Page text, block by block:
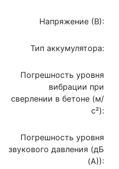
Напряжение (В):
Тип аккумулятора:
Погрешность уровня
вибрации при
сверлении в бетоне (м/
с²):
Погрешность уровня
звукового давления (дБ
(А)):